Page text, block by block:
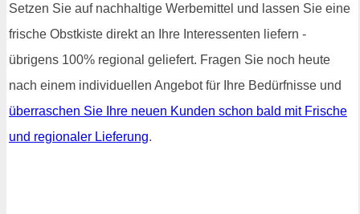
Setzen Sie auf nachhaltige Werbemittel und lassen Sie eine
frische Obstkiste direkt an Ihre Interessenten liefern -
übrigens 100% regional geliefert. Fragen Sie noch heute
nach einem individuellen Angebot für Ihre Bedürfnisse und
überraschen Sie Ihre neuen Kunden schon bald mit Frische
und regionaler Lieferung.